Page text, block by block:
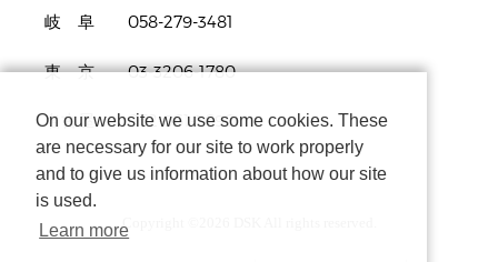
岐 阜 058-279-3481
東 京 03-3206-1780
名古屋 052-961-3690
On our website we use some cookies. These
are necessary for our site to work properly
and to give us information about how our site
is used.
Learn more